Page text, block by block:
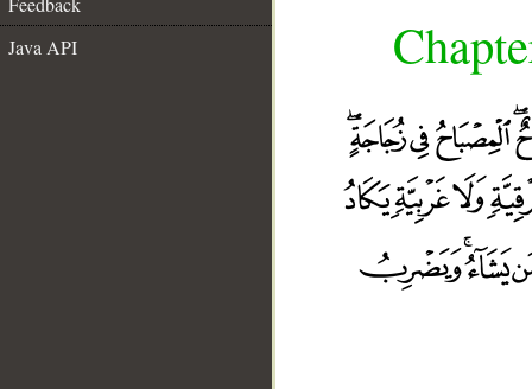
Java API